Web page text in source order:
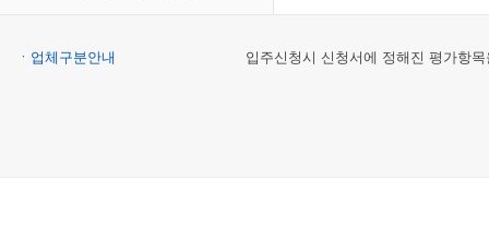
ㆍ업체구분안내 입주신청시 신청서에 정해진 평가항